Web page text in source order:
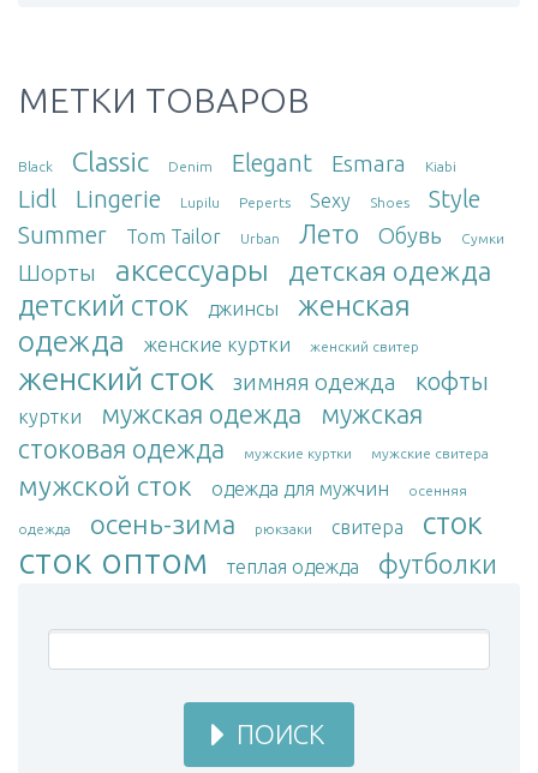
МЕТКИ ТОВАРОВ
Black Classic Denim Elegant Esmara Kiabi
Lidl Lingerie Lupilu Peperts Sexy Shoes
Style
Summer
Tom Tailor Urban Лето Обувь Сумки
Шорты аксессуары детская одежда
детский сток джинсы
женская
одежда
женские куртки женский свитер
женский сток зимняя одежда кофты
куртки мужская одежда
мужская
стоковая одежда
мужские куртки мужские свитера
мужской сток одежда для мужчин осенняя
одежда осень-зима рюкзаки свитера сток
сток оптом теплая одежда футболки
ПОИСК